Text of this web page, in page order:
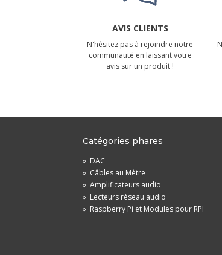
AVIS CLIENTS
N'hésitez pas à rejoindre notre
communauté en laissant votre
avis sur un produit !
Catégories phares
» DAC
» Câbles au Mètre
» Amplificateurs audio
» Lecteurs réseau audio
» Raspberry Pi et Modules pour RPI